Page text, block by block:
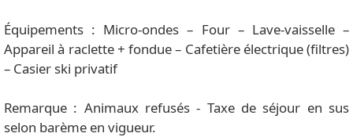
Équipements : Micro-ondes – Four – Lave-vaisselle –
Appareil à raclette + fondue – Cafetière électrique (filtres)
– Casier ski privatif
Remarque : Animaux refusés - Taxe de séjour en sus
selon barème en vigueur.